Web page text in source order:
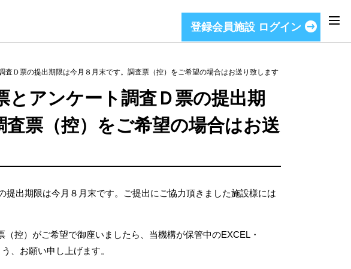
登録会員施設 ログイン
査Ｄ票の提出期限は今月８月末です。調査票（控）をご希望の場合はお送り致します
とアンケート調査Ｄ票の提出期
査票（控）をご希望の場合はお送
提出期限は今月８月末です。ご提出にご協力頂きました施設様には
控）がご希望で御座いましたら、当機構が保管中のEXCEL・
、お願い申し上げます。